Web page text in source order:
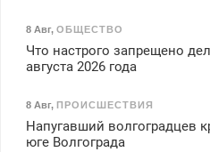
8 Авг, ОБЩЕСТВО
Что настрого запрещено
августа 2026 года
8 Авг, ПРОИСШЕСТВИЯ
Напугавший волгоградцев
юге Волгограда